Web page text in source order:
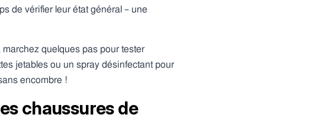
de vérifier leur état général – une
quelques pas pour tester
jetables ou un spray désinfectant pour
encombre !
chaussures de